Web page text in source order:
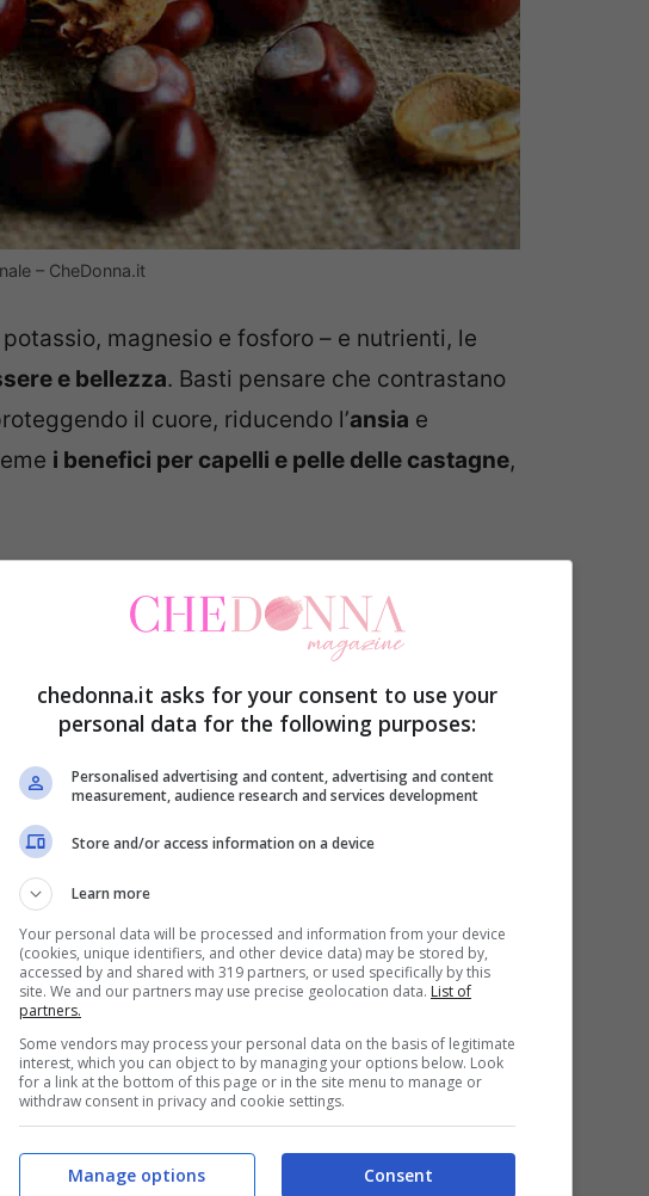
– CheDonna.it
magnesio e fosforo – e nutrienti, le
e bellezza. Basti pensare che contrastano
il cuore, riducendo l’ansia e
i benefici per capelli e pelle delle castagne,
i capelli
molteplici. Sono alleate nella loro cura, grazie
antiossidanti. Rinforzano, quindi, i capelli, li
questo proposito, oltre a consumarle in modo
preparando un decotto con bucce da
si tratta di un modo per rendere icapelli
chedonna.it asks for your consent to use your
personal data for the following purposes:
Personalised advertising and content, advertising and content
measurement, audience research and services development
Store and/or access information on a device
Learn more
Your personal data will be processed and information from your device
(cookies, unique identifiers, and other device data) may be stored by,
accessed by and shared with 319 partners, or used specifically by this
site. We and our partners may use precise geolocation data. List of
partners.
Some vendors may process your personal data on the basis of legitimate
interest, which you can object to by managing your options below. Look
for a link at the bottom of this page or in the site menu to manage or
withdraw consent in privacy and cookie settings.
Consent
Manage options